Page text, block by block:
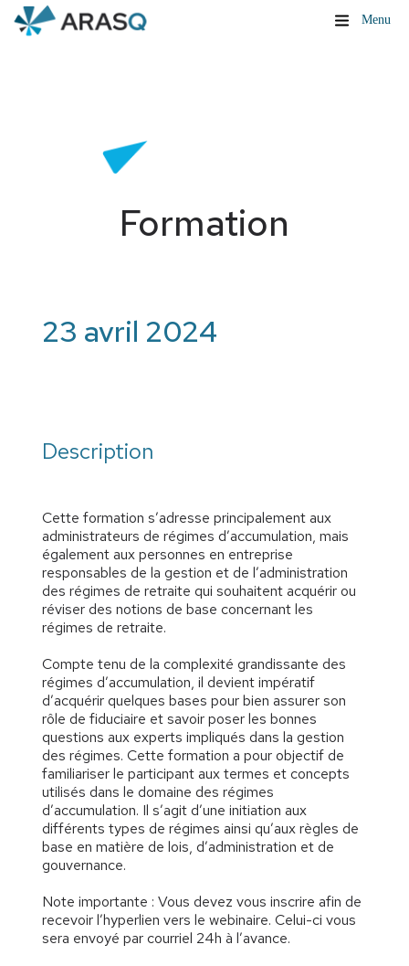
Menu
Formation
23 avril 2024
Description
Cette formation s’adresse principalement aux
administrateurs de régimes d’accumulation, mais
également aux personnes en entreprise
responsables de la gestion et de l’administration
des régimes de retraite qui souhaitent acquérir ou
réviser des notions de base concernant les
régimes de retraite.
Compte tenu de la complexité grandissante des
régimes d’accumulation, il devient impératif
d’acquérir quelques bases pour bien assurer son
rôle de fiduciaire et savoir poser les bonnes
questions aux experts impliqués dans la gestion
des régimes. Cette formation a pour objectif de
familiariser le participant aux termes et concepts
utilisés dans le domaine des régimes
d’accumulation. Il s’agit d’une initiation aux
différents types de régimes ainsi qu’aux règles de
base en matière de lois, d’administration et de
gouvernance.
Note importante : Vous devez vous inscrire afin de
recevoir l’hyperlien vers le webinaire. Celui-ci vous
sera envoyé par courriel 24h à l’avance.